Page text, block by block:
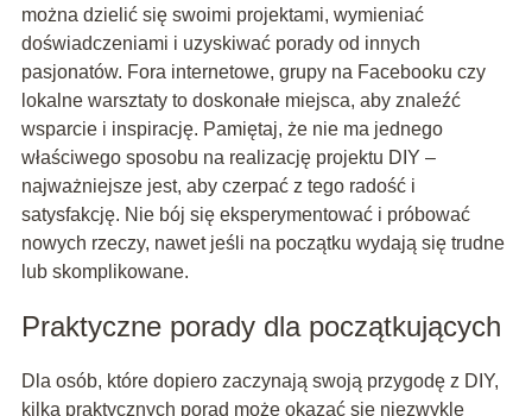
można dzielić się swoimi projektami, wymieniać
doświadczeniami i uzyskiwać porady od innych
pasjonatów. Fora internetowe, grupy na Facebooku czy
lokalne warsztaty to doskonałe miejsca, aby znaleźć
wsparcie i inspirację. Pamiętaj, że nie ma jednego
właściwego sposobu na realizację projektu DIY –
najważniejsze jest, aby czerpać z tego radość i
satysfakcję. Nie bój się eksperymentować i próbować
nowych rzeczy, nawet jeśli na początku wydają się trudne
lub skomplikowane.
Praktyczne porady dla początkujących
Dla osób, które dopiero zaczynają swoją przygodę z DIY,
kilka praktycznych porad może okazać się niezwykle